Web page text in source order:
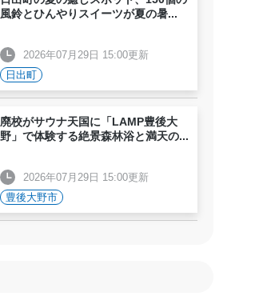
風鈴とひんやりスイーツが夏の暑...
2026年07月29日 15:00更新
日出町
廃校がサウナ天国に「LAMP豊後大
野」で体験する絶景森林浴と満天の...
2026年07月29日 15:00更新
豊後大野市